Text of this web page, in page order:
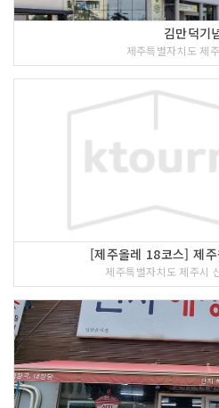
김만덕기
제주특별자치도 제
[제주올레 18코스] 제
제주특별자치도 제주시